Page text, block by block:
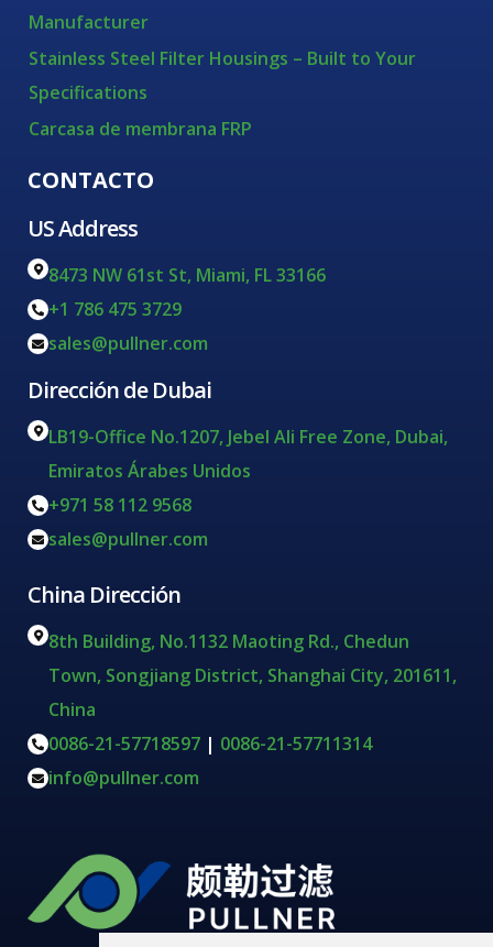
Manufacturer
Stainless Steel Filter Housings – Built to Your
Specifications
Carcasa de membrana FRP
CONTACTO
US Address
8473 NW 61st St, Miami, FL 33166
+1 786 475 3729
sales@pullner.com
Dirección de Dubai
LB19-Office No.1207, Jebel Ali Free Zone, Dubai,
Emiratos Árabes Unidos
+971 58 112 9568
sales@pullner.com
China Dirección
8th Building, No.1132 Maoting Rd., Chedun
Town, Songjiang District, Shanghai City, 201611,
China
0086-21-57718597 | 0086-21-57711314
info@pullner.com